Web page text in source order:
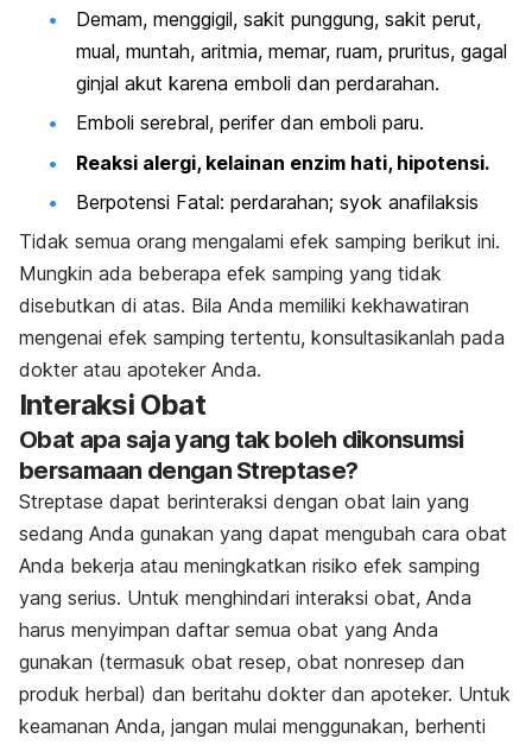
Demam, menggigil, sakit punggung, sakit perut,
mual, muntah, aritmia, memar, ruam, pruritus, gagal
ginjal akut karena emboli dan perdarahan.
Emboli serebral, perifer dan emboli paru.
Reaksi alergi, kelainan enzim hati, hipotensi.
Berpotensi Fatal: perdarahan; syok anafilaksis
Tidak semua orang mengalami efek samping berikut ini.
Mungkin ada beberapa efek samping yang tidak
disebutkan di atas. Bila Anda memiliki kekhawatiran
mengenai efek samping tertentu, konsultasikanlah pada
dokter atau apoteker Anda.
Interaksi Obat
Obat apa saja yang tak boleh dikonsumsi
bersamaan dengan Streptase?
Streptase dapat berinteraksi dengan obat lain yang
sedang Anda gunakan yang dapat mengubah cara obat
Anda bekerja atau meningkatkan risiko efek samping
yang serius. Untuk menghindari interaksi obat, Anda
harus menyimpan daftar semua obat yang Anda
gunakan (termasuk obat resep, obat nonresep dan
produk herbal) dan beritahu dokter dan apoteker. Untuk
keamanan Anda, jangan mulai menggunakan, berhenti